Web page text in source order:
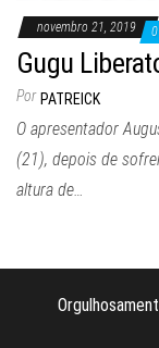
novembro 21, 2019 0
Gugu
Por PATREICK
O apresentador
(21), depois de
altura de…